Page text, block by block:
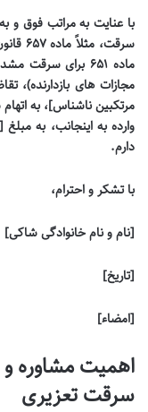
با عنایت به مراتب فوق و
ماده ۶۵۱ برای
مجازات های بازدارنده)،
مرتکبین ناشناس]، به
وارده به اینجانب، به
دارم.
با تشکر و احترام،
[نام و نام خانوادگی شاکی]
[تاریخ]
[امضاء]
اهمیت مشاوره و
سرقت تعزیری